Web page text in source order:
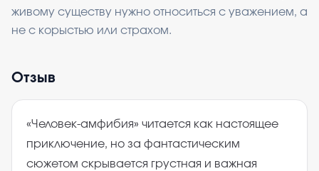
живому существу нужно относиться с уважением, а
не с корыстью или страхом.
Отзыв
«Человек-амфибия» читается как настоящее
приключение, но за фантастическим
сюжетом скрывается грустная и важная